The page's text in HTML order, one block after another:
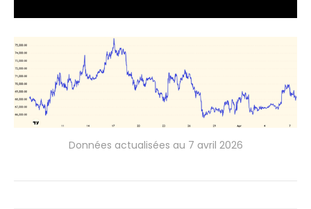
Données actualisées au 7 avril 2026